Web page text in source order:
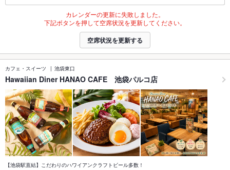
カレンダーの更新に失敗しました。
下記ボタンを押して空席状況を更新してください。
空席状況を更新する
カフェ・スイーツ 池袋東口
Hawaiian Diner HANAO CAFE 池袋パルコ店
【池袋駅直結】こだわりのハワイアンクラフトビール多数！